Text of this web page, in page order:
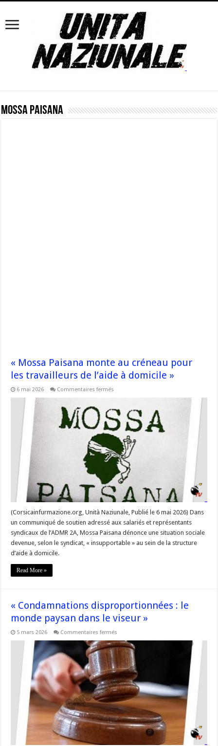
Mossa Paisana
« Mossa Paisana monte au créneau pour
les travailleurs de l’aide à domicile »
6 mai 2026 Commentaires fermés
monte
au
créneau
pour
les
travailleurs
l’aide
à
domicile »
(Corsicainfurmazione.org, Unità Naziunale, Publié le 6 mai 2026) Dans
un communiqué de soutien adressé aux salariés et représentants
syndicaux de l’ADMR 2A, Mossa Paisana dénonce une situation sociale
devenue, selon le syndicat, « insupportable » au sein de la structure
d’aide à domicile.
Read More »
« Condamnations disproportionnées : le
monde paysan dans le viseur »
5 mars 2026 Commentaires fermés
disproportionnées
monde
paysan
le
viseur »